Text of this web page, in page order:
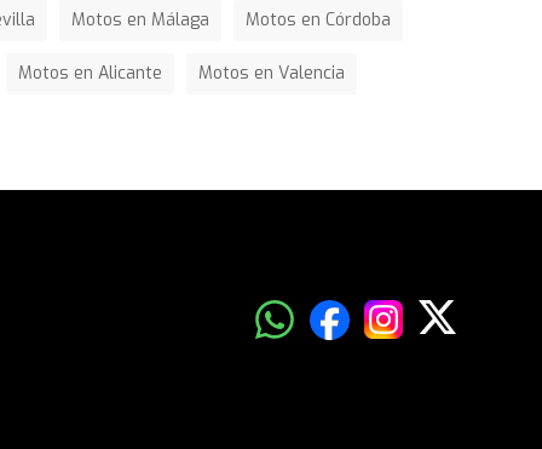
Motos en Málaga Motos en Córdoba
Motos en Alicante Motos en Valencia